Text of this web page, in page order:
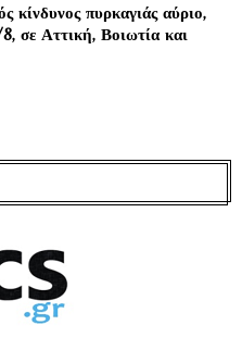
κίνδυνος πυρκαγιάς αύριο,
σε Αττική, Βοιωτία και